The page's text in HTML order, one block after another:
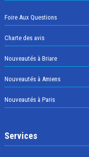
Foire Aux Questions
Charte des avis
Nouveautés à Briare
Nouveautés à Amiens
Nouveautés à Paris
Services